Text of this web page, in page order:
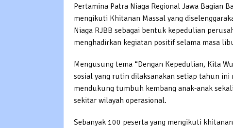
Pertamina Patra Niaga Regional Jawa Bagian
mengikuti Khitanan Massal yang
Niaga RJBB sebagai bentuk kepedulian
menghadirkan kegiatan positif selama masa
Mengusung tema “Dengan Kepedulian, Kita
sosial yang rutin dilaksanakan setiap tahun
mendukung tumbuh kembang anak-anak
sekitar wilayah operasional.
Sebanyak 100 peserta yang mengikuti